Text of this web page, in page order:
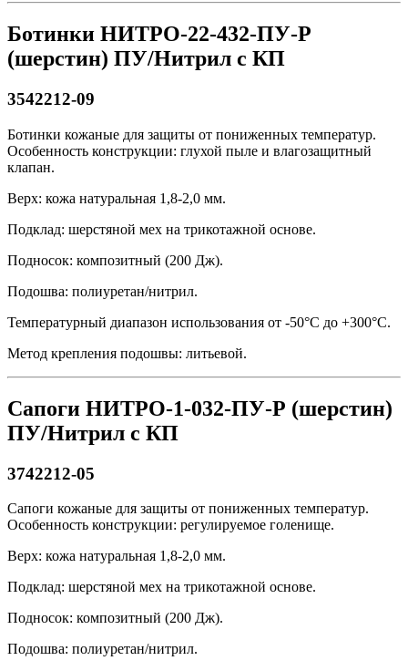
Ботинки НИТРО-22-432-ПУ-Р
(шерстин) ПУ/Нитрил с КП
3542212-09
Ботинки кожаные для защиты от пониженных температур.
Особенность конструкции: глухой пыле и влагозащитный
клапан.
Верх: кожа натуральная 1,8-2,0 мм.
Подклад: шерстяной мех на трикотажной основе.
Подносок: композитный (200 Дж).
Подошва: полиуретан/нитрил.
Температурный диапазон использования от -50°С до +300°С.
Метод крепления подошвы: литьевой.
Сапоги НИТРО-1-032-ПУ-Р (шерстин)
ПУ/Нитрил с КП
3742212-05
Сапоги кожаные для защиты от пониженных температур.
Особенность конструкции: регулируемое голенище.
Верх: кожа натуральная 1,8-2,0 мм.
Подклад: шерстяной мех на трикотажной основе.
Подносок: композитный (200 Дж).
Подошва: полиуретан/нитрил.